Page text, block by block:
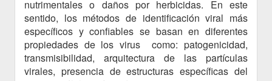
nutrimentales o daños por herbicidas. En este
sentido, los métodos de identificación viral más
específicos y confiables se basan en diferentes
propiedades de los virus como: patogenicidad,
transmisibilidad, arquitectura de las partículas
virales, presencia de estructuras específicas del